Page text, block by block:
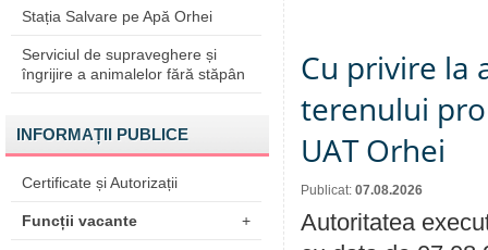
Stația Salvare pe Apă Orhei
Serviciul de supraveghere și
îngrijire a animalelor fără stăpân
INFORMAȚII PUBLICE
Certificate și Autorizații
Funcții vacante +
Cu privire la
terenului
UAT Orhei
Publicat: 07.08.2026
Autoritatea